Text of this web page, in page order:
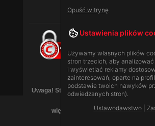
Ustawodawstwo|Zasady
Uwaga! Strona może zawierać treści dla
więc jest przeznaczona tylko dla
Opuść witrynę
Ustawienia plików
Używamy własnych plików
stron trzecich, aby
i wyświetlać reklamy
zainteresowań, oparte na
podstawie twoich nawyków
odwiedzanych stron).
Ustawodawstwo|